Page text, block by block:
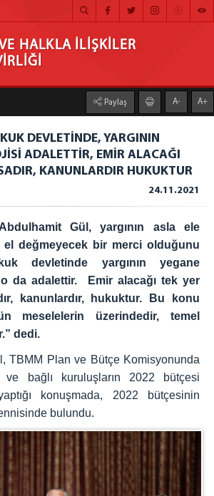
İLİŞKİLER MÜŞAVİRLİĞİ
HALKLA İLİŞKİLER
Paylaş A- A+
DEVLETİNDE, YARGININ
ADALETTİR, EMİR ALACAĞI
KANUNLARDIR HUKUKTUR
24.11.2021
Gül, yargının asla ele
el değmeyecek bir merci olduğunu
devletinde yargının yegane
o da adalettir. Emir alacağı tek yer
kanunlardır, hukuktur. Bu konu
meselelerin üzerindedir, temel
dedi.
TBMM Plan ve Bütçe Komisyonunda
ve bağlı kuruluşların 2022 bütçesi
konuşmada, 2022 bütçesinin
bulundu.